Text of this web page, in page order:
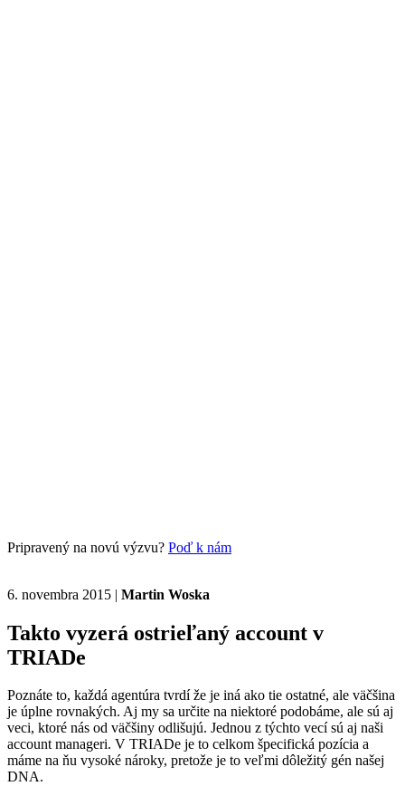
Pripravený na novú výzvu? Poď k nám
6. novembra 2015 | Martin Woska
Takto vyzerá ostrieľaný account v
TRIADe
Poznáte to, každá agentúra tvrdí že je iná ako tie ostatné, ale väčšina
je úplne rovnakých. Aj my sa určite na niektoré podobáme, ale sú aj
veci, ktoré nás od väčšiny odlišujú. Jednou z týchto vecí sú aj naši
account manageri. V TRIADe je to celkom špecifická pozícia a
máme na ňu vysoké nároky, pretože je to veľmi dôležitý gén našej
DNA.